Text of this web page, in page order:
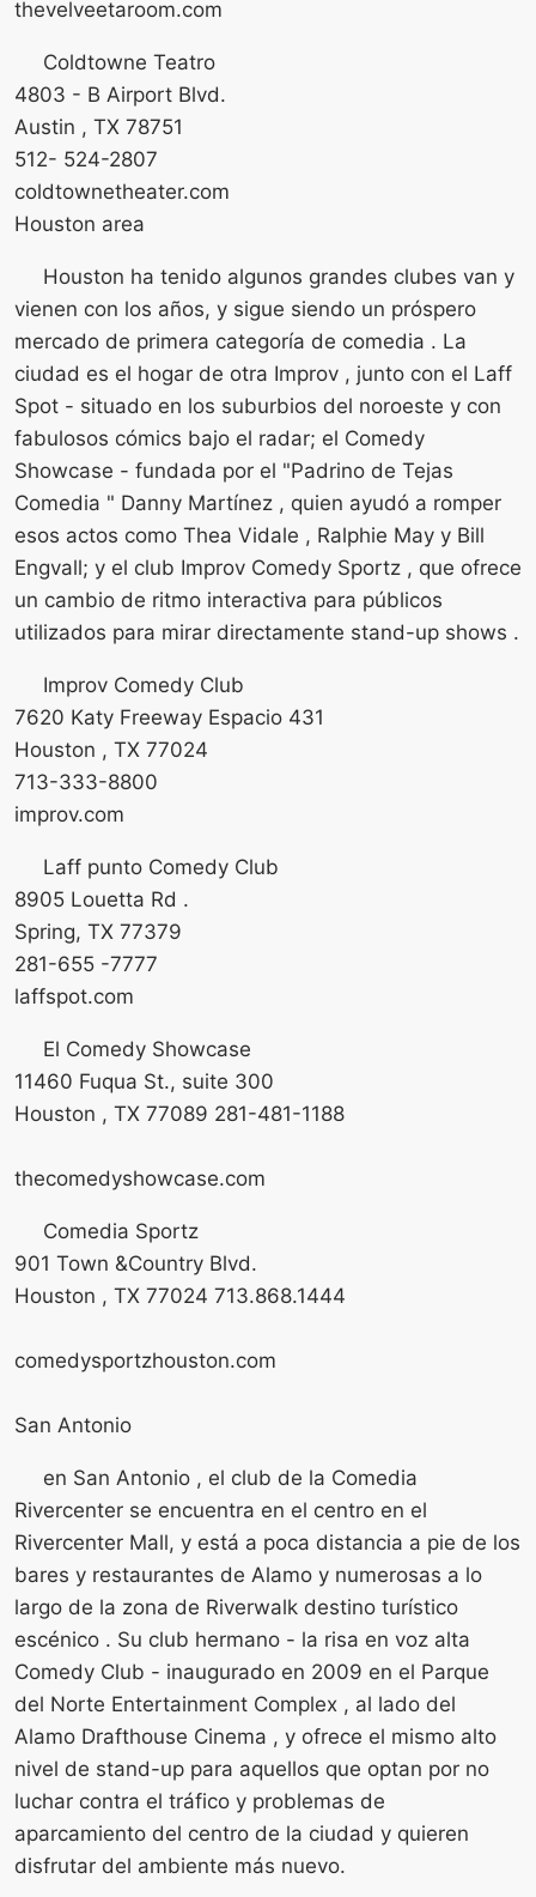
thevelveetaroom.com
Coldtowne Teatro
4803 - B Airport Blvd.
Austin , TX 78751
512- 524-2807
coldtownetheater.com
Houston area
Houston ha tenido algunos grandes clubes van y
vienen con los años, y sigue siendo un próspero
mercado de primera categoría de comedia . La
ciudad es el hogar de otra Improv , junto con el Laff
Spot - situado en los suburbios del noroeste y con
fabulosos cómics bajo el radar; el Comedy
Showcase - fundada por el "Padrino de Tejas
Comedia " Danny Martínez , quien ayudó a romper
esos actos como Thea Vidale , Ralphie May y Bill
Engvall; y el club Improv Comedy Sportz , que ofrece
un cambio de ritmo interactiva para públicos
utilizados para mirar directamente stand-up shows .
Improv Comedy Club
7620 Katy Freeway Espacio 431
Houston , TX 77024
713-333-8800
improv.com
Laff punto Comedy Club
8905 Louetta Rd .
Spring, TX 77379
281-655 -7777
laffspot.com
El Comedy Showcase
11460 Fuqua St., suite 300
Houston , TX 77089 281-481-1188
thecomedyshowcase.com
Comedia Sportz
901 Town &Country Blvd.
Houston , TX 77024 713.868.1444
comedysportzhouston.com
San Antonio
en San Antonio , el club de la Comedia
Rivercenter se encuentra en el centro en el
Rivercenter Mall, y está a poca distancia a pie de los
bares y restaurantes de Alamo y numerosas a lo
largo de la zona de Riverwalk destino turístico
escénico . Su club hermano - la risa en voz alta
Comedy Club - inaugurado en 2009 en el Parque
del Norte Entertainment Complex , al lado del
Alamo Drafthouse Cinema , y ofrece el mismo alto
nivel de stand-up para aquellos que optan por no
luchar contra el tráfico y problemas de
aparcamiento del centro de la ciudad y quieren
disfrutar del ambiente más nuevo.